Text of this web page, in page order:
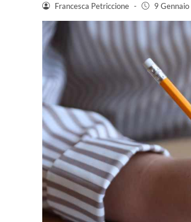
Francesca Petriccione - 9